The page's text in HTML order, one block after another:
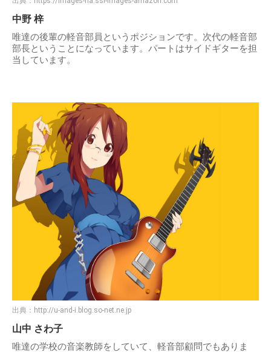
中野 梓
唯達の後輩の軽音部員というポジションです。次代の軽音部
部長ということになっています。パートはサイドギターを担
当しています。
出典： http://u-and-i.blog.so-net.ne.jp
山中 さわ子
唯達の学校の音楽教師をしていて、軽音部顧問でもありま